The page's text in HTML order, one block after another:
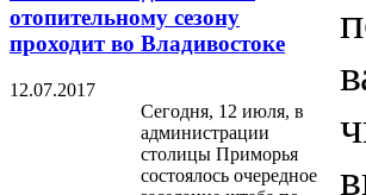
отопительному сезону
проходит во Владивостоке
12.07.2017
Сегодня, 12 июля, в
администрации
столицы Приморья
состоялось очередное